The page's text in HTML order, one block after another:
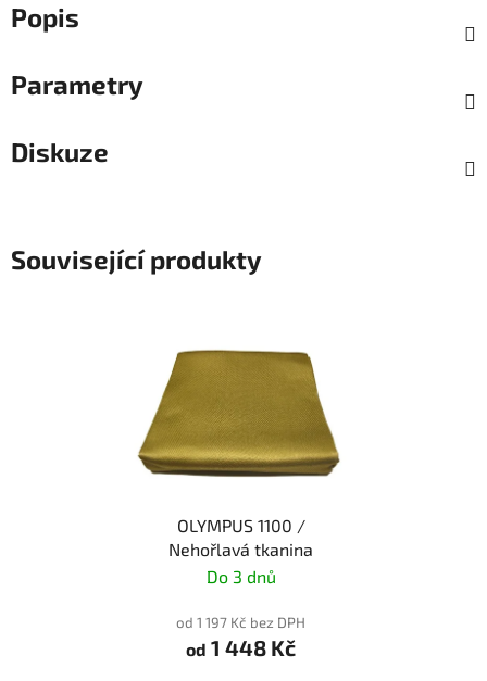
Popis
Parametry
Diskuze
Související produkty
OLYMPUS 1100 /
Nehořlavá tkanina
Do 3 dnů
od 1 197 Kč bez DPH
od 1 448 Kč